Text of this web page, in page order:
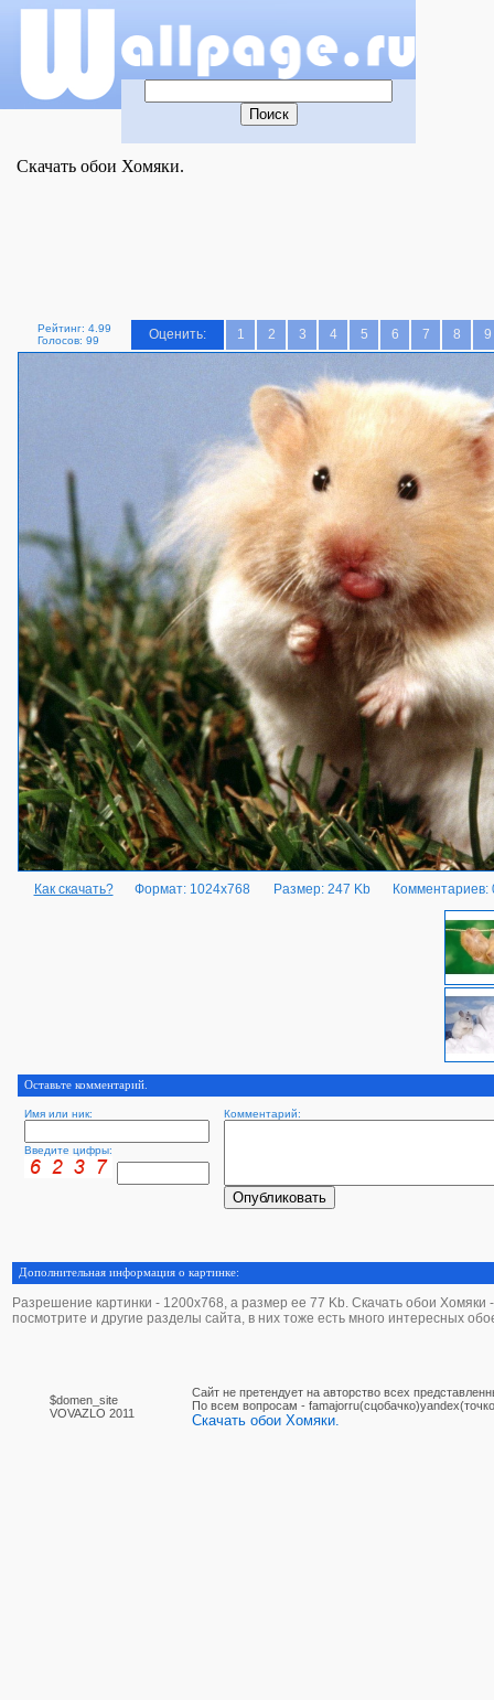
Скачать обои Хомяки.
Рейтинг: 4.99
Голосов: 99
Оценить: 1 2 3 4 5 6 7 8 9
Как скачать? Формат: 1024x768 Размер: 247 Kb Комментариев:
Оставьте комментарий.
Имя или ник: Комментарий:
Введите цифры:
Дополнительная информация о картинке:
Разрешение картинки - 1200х768, а размер ее 77 Kb. Скачать обои Хомяки -
посмотрите и другие разделы сайта, в них тоже есть много интересных
$domen_site
VOVAZLO 2011
Сайт не претендует на авторство всех
По вcем вопросам -
Скачать обои Хомяки.